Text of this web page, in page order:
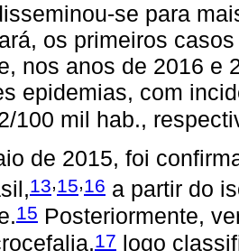
se para
os primeiros
nos anos de 2016 e
epidemias, com
100 mil hab.,
de 2015, foi
13,15,16 a partir do
15 Posteriormente,
17
logo